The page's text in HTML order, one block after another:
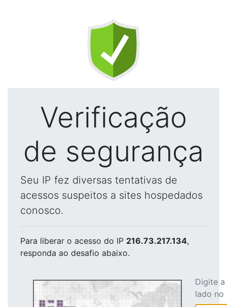
Verificação
de segurança
Seu IP fez diversas tentativas de
acessos suspeitos a sites hospedados
conosco.
Para liberar o acesso do IP 216.73.217.134,
responda ao desafio abaixo.
Digite
lado no